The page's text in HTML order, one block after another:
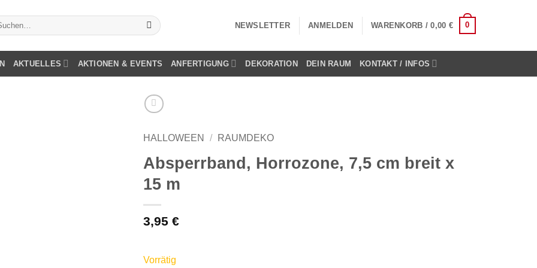
NEWSLETTER ANMELDEN WARENKORB /0,00 € 0
AKTUELLES AKTIONEN & EVENTS ANFERTIGUNG DEKORATION DEIN RAUM KONTAKT / INFOS
HALLOWEEN / RAUMDEKO
Absperrband, Horrozone, 7,5 cm breit x
15 m
3,95 €
Vorrätig